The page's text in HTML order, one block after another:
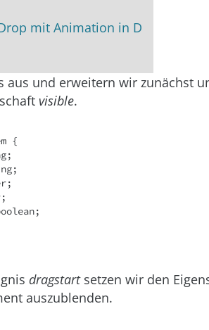
mit Animation in D
aus und erweitern wir zunächst
visible.
{
dragstartsetzen wir den
auszublenden.